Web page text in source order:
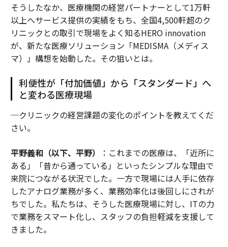
そうしたなか、医療機関の経営パートナーとして1万軒
以上へサービス提供の実績をもち、全国4,500軒超のク
リニックとの取引で現場をよく知るHERO innovation
が、新たな医療ソリューション「MEDISMA（メディス
マ）」構想を始動した。その狙いとは。
利便性が「付加価値」から「スタンダード」へ
と変わる医療現場
─クリニックの経営課題の変化のポイントを教えてくだ
さい。
平野義和（以下、平野）
：これまでの医療は、「近所に
ある」「昔から通っている」といったシンプルな理由で
来院につながる状況でした。一方で現場には人手に依存
したアナログ業務が多く、業務効率化は後回しにされが
ちでした。私たちは、そうした医療現場に対し、ITの力
で業務をスマート化し、スタッフの負担軽減を支援して
きました。